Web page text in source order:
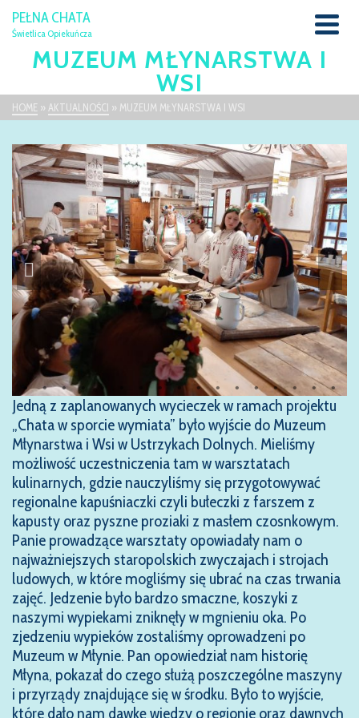
PEŁNA CHATA
Świetlica Opiekuńcza
MUZEUM MŁYNARSTWA I
WSI
HOME » AKTUALNOŚCI » MUZEUM MŁYNARSTWA I WSI
Jedną z zaplanowanych wycieczek w ramach projektu
„Chata w sporcie wymiata” było wyjście do Muzeum
Młynarstwa i Wsi w Ustrzykach Dolnych. Mieliśmy
możliwość uczestniczenia tam w warsztatach
kulinarnych, gdzie nauczyliśmy się przygotowywać
regionalne kapuśniaczki czyli bułeczki z farszem z
kapusty oraz pyszne proziaki z masłem czosnkowym.
Panie prowadzące warsztaty opowiadały nam o
najważniejszych staropolskich zwyczajach i strojach
ludowych, w które mogliśmy się ubrać na czas trwania
zajęć. Jedzenie było bardzo smaczne, koszyki z
naszymi wypiekami zniknęły w mgnieniu oka. Po
zjedzeniu wypieków zostaliśmy oprowadzeni po
Muzeum w Młynie. Pan opowiedział nam historię
Młyna, pokazał do czego służą poszczególne maszyny
i przyrządy znajdujące się w środku. Było to wyjście,
które dało nam dawkę wiedzy o regionie oraz dawnych